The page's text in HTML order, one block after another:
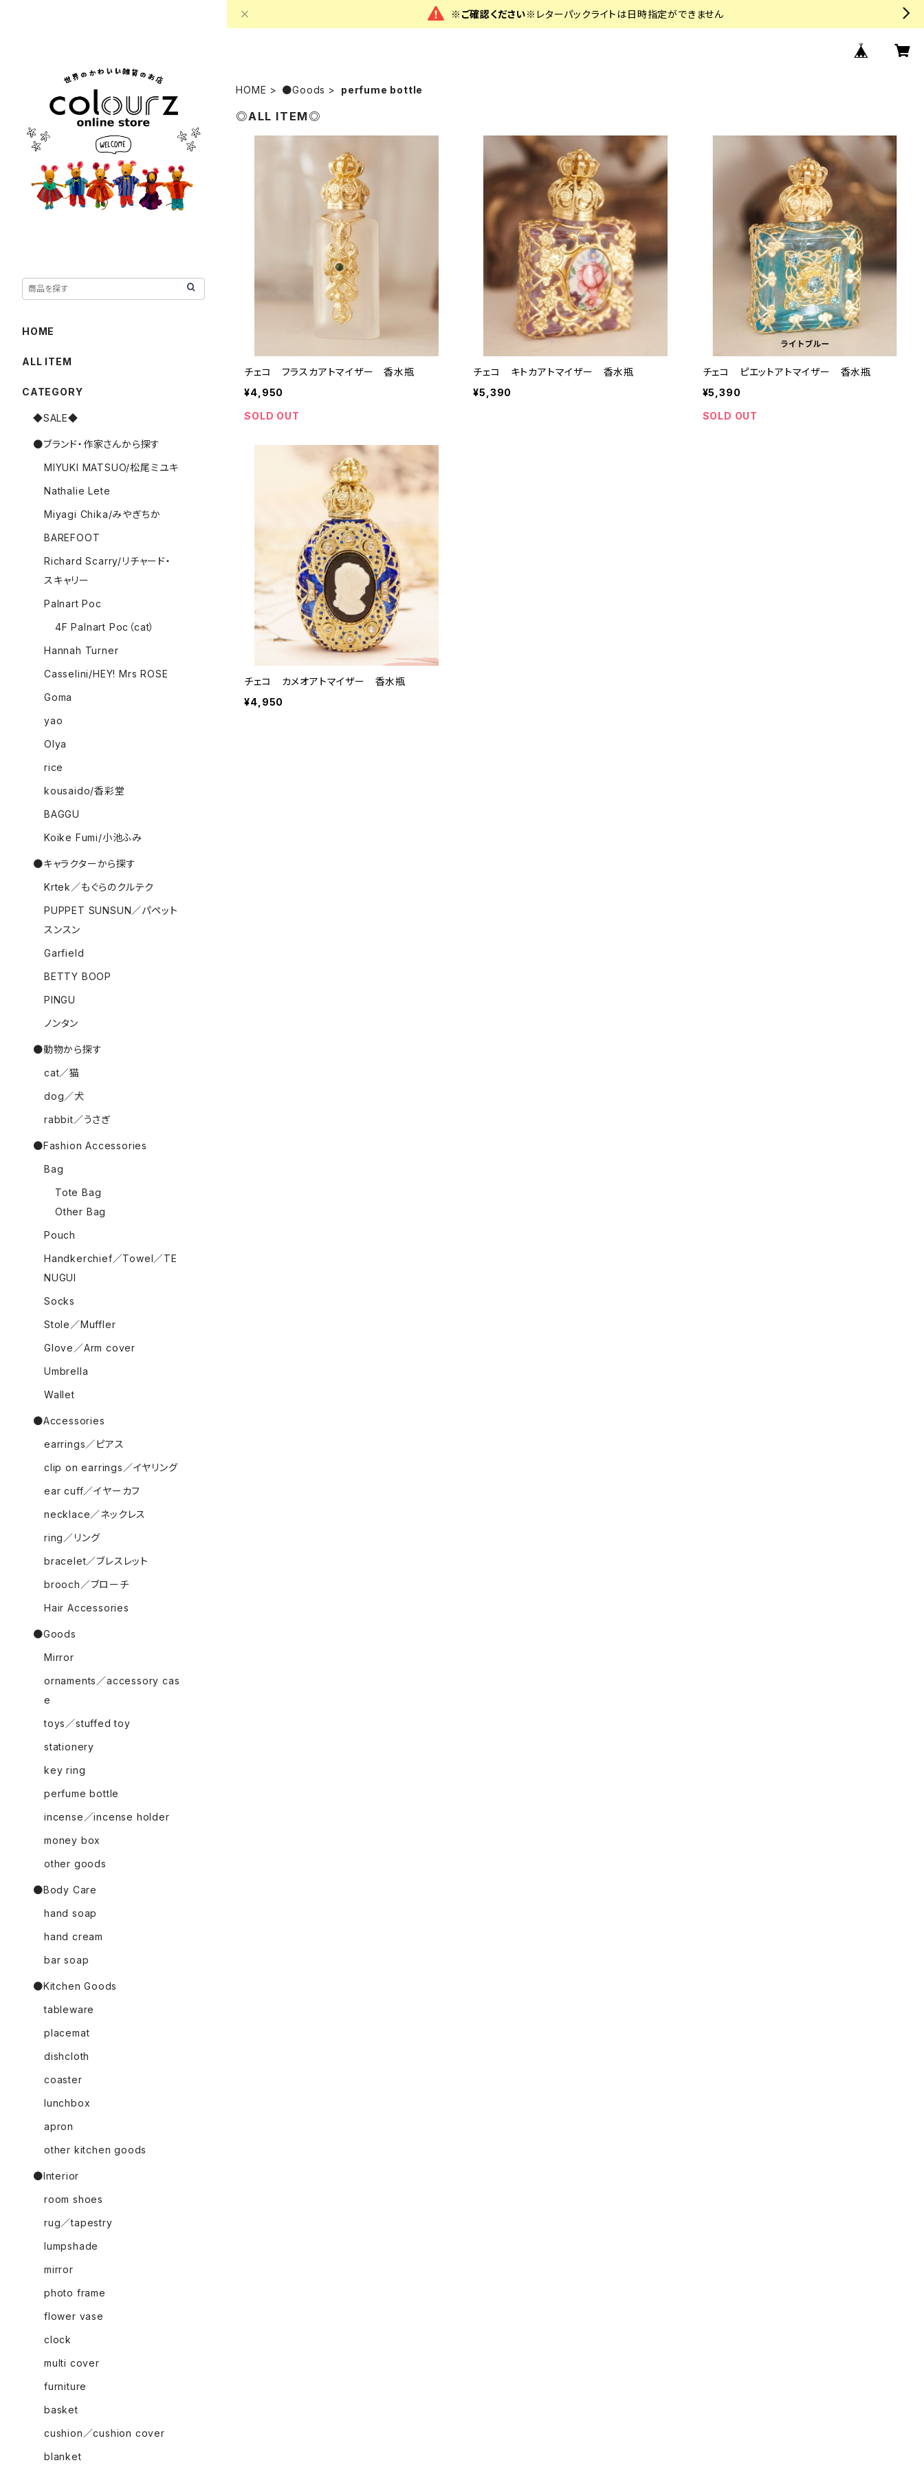
※ご確認ください※ レターパックライトは日時指定ができません
HOME ●Goods perfume bottle
◎ALL ITEM◎
チェコ フラスカアトマイザー 香水瓶
¥4,950
SOLD OUT
チェコ キトカアトマイザー 香水瓶
¥5,390
チェコ ピエットアトマイザー 香水瓶
¥5,390
SOLD OUT
チェコ カメオアトマイザー 香水瓶
¥4,950
HOME
ALL ITEM
CATEGORY
◆SALE◆
●ブランド・作家さんから探す
MIYUKI MATSUO/松尾ミユキ
Nathalie Lete
Miyagi Chika/みやぎちか
BAREFOOT
Richard Scarry/リチャード・
スキャリー
Palnart Poc
4F Palnart Poc（cat）
Hannah Turner
Casselini/HEY! Mrs ROSE
Goma
yao
Olya
rice
kousaido/香彩堂
BAGGU
Koike Fumi/小池ふみ
●キャラクターから探す
Krtek／もぐらのクルテク
PUPPET SUNSUN／パペット
スンスン
Garfield
BETTY BOOP
PINGU
ノンタン
●動物から探す
cat／猫
dog／犬
rabbit／うさぎ
●Fashion Accessories
Bag
Tote Bag
Other Bag
Pouch
Handkerchief／Towel／TE
NUGUI
Socks
Stole／Muffler
Glove／Arm cover
Umbrella
Wallet
●Accessories
earrings／ピアス
clip on earrings／イヤリング
ear cuff／イヤーカフ
necklace／ネックレス
ring／リング
bracelet／ブレスレット
brooch／ブローチ
Hair Accessories
●Goods
Mirror
ornaments／accessory cas
e
toys／stuffed toy
stationery
key ring
perfume bottle
incense／incense holder
money box
other goods
●Body Care
hand soap
hand cream
bar soap
●Kitchen Goods
tableware
placemat
dishcloth
coaster
lunchbox
apron
other kitchen goods
●Interior
room shoes
rug／tapestry
lumpshade
mirror
photo frame
flower vase
clock
multi cover
furniture
basket
cushion／cushion cover
blanket